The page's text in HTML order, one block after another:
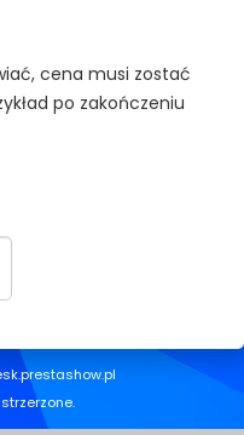
cena musi zostać
po zakończeniu